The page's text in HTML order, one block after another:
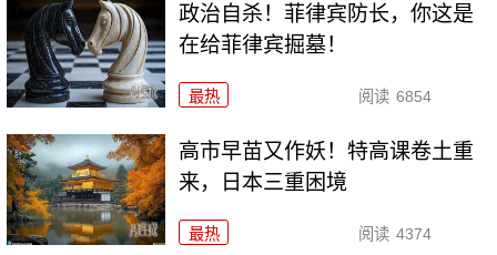
政治自杀！菲律宾防长，你这是
在给菲律宾掘墓！
最热 阅读 6854
高市早苗又作妖！特高课卷土重
来，日本三重困境
最热 阅读 4374